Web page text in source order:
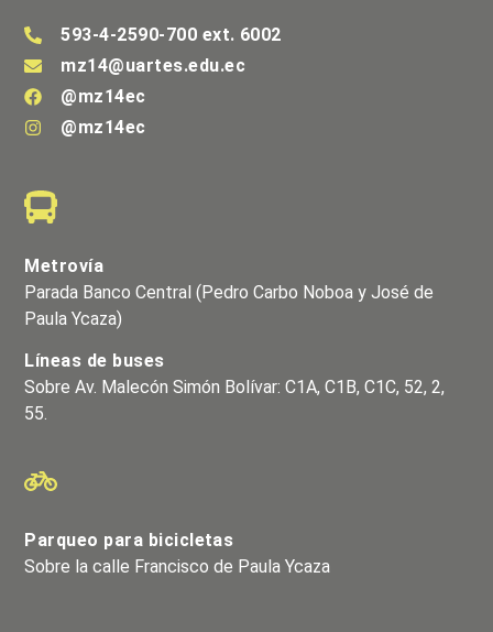
593-4-2590-700 ext. 6002
mz14@uartes.edu.ec
@mz14ec
@mz14ec
Metrovía
Parada Banco Central (Pedro Carbo Noboa y José de
Paula Ycaza)
Líneas de buses
Sobre Av. Malecón Simón Bolívar: C1A, C1B, C1C, 52, 2,
55.
Parqueo para bicicletas
Sobre la calle Francisco de Paula Ycaza